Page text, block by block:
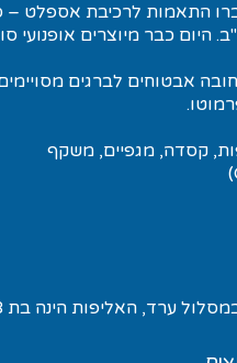
התאמות לרכיבת אספלט –
כבר מיוצרים אופנועי
אבטוחים לברגים מסויימים
ערד, האליפות הינה בת 8 סבבים